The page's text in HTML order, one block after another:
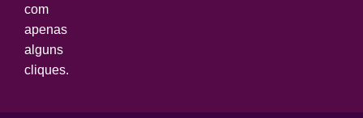
com
apenas
alguns
cliques.